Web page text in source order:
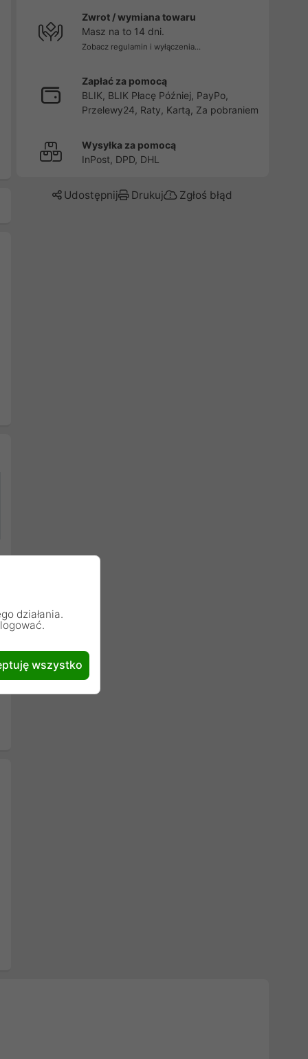
Zwrot / wymiana towaru
Masz na to 14 dni.
Zobacz regulamin i wyłączenia...
Zapłać za pomocą
BLIK, BLIK Płacę Później, PayPo,
Przelewy24, Raty, Kartą, Za pobraniem
Wysyłka za pomocą
InPost, DPD, DHL
Udostępnij Drukuj Zgłoś błąd
działania.
wszystko